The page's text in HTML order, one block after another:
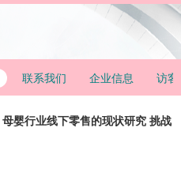
联系我们 企业信息 访客
母婴行业线下零售的现状研究 挑战